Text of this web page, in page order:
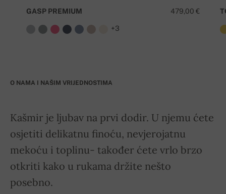
479,00 €
GASP PREMIUM
+3
O NAMA I NAŠIM VRIJEDNOSTIMA
Kašmir je ljubav na prvi dodir. U njemu ćete
osjetiti delikatnu finoću, nevjerojatnu
mekoću i toplinu- također ćete vrlo brzo
otkriti kako u rukama držite nešto
posebno.